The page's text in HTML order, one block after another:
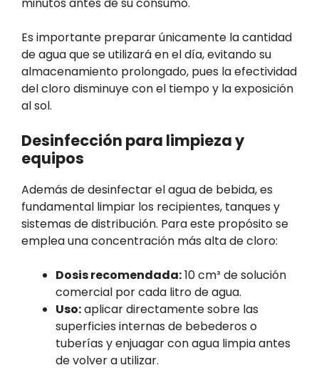
Es importante preparar únicamente la cantidad
de agua que se utilizará en el día, evitando su
almacenamiento prolongado, pues la efectividad
del cloro disminuye con el tiempo y la exposición
al sol.
Desinfección para limpieza y
equipos
Además de desinfectar el agua de bebida, es
fundamental limpiar los recipientes, tanques y
sistemas de distribución. Para este propósito se
emplea una concentración más alta de cloro:
Dosis recomendada:10 cm³ de solución
comercial por cada litro de agua.
Uso:aplicar directamente sobre las
superficies internas de bebederos o
tuberías y enjuagar con agua limpia antes
de volver a utilizar.